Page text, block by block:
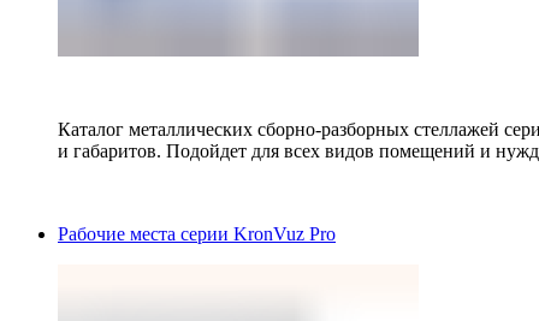
Каталог металлических сборно-разборных стеллажей
и габаритов. Подойдет для всех видов помещений и
Рабочие места серии KronVuz Pro